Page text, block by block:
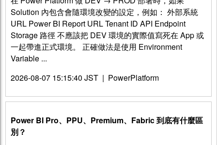
Solution 內包含會隨環境改變的設定，例如： 外部系統
URL Power BI Report URL Tenant ID API Endpoint
Storage 路徑 不應該把 DEV 環境的實際值寫死在 App 或
一起帶進正式環境。 正確做法是使用 Environment
Variable ...
2026-08-07 15:15:40 JST | PowerPlatform
Power BI Pro、PPU、Premium、Fabric 到底有什麼區
別？